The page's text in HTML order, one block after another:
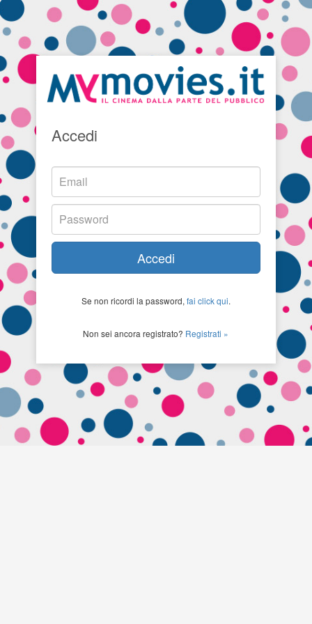
Accedi
Accedi
Se non ricordi la password, fai click qui.
Non sei ancora registrato? Registrati »